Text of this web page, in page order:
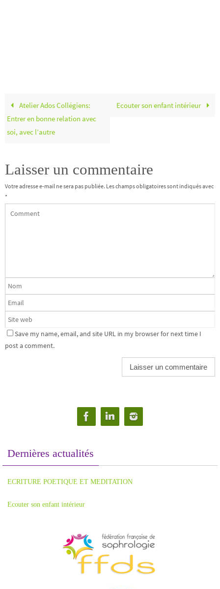
Atelier Ados Collégiens:
Entrer en bonne relation avec
soi, avec l’autre
Ecouter son enfant intérieur
Laisser un commentaire
Votre adresse e-mail ne sera pas publiée. Les champs obligatoires sont indiqués avec
*
Save my name, email, and site URL in my browser for next time I
post a comment.
Dernières actualités
ECRITURE POETIQUE ET MEDITATION
Ecouter son enfant intérieur